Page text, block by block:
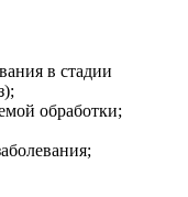
в стадии
обработки;